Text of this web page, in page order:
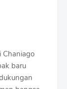
Chaniago
baru